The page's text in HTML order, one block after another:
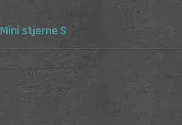
Mini stjerne S